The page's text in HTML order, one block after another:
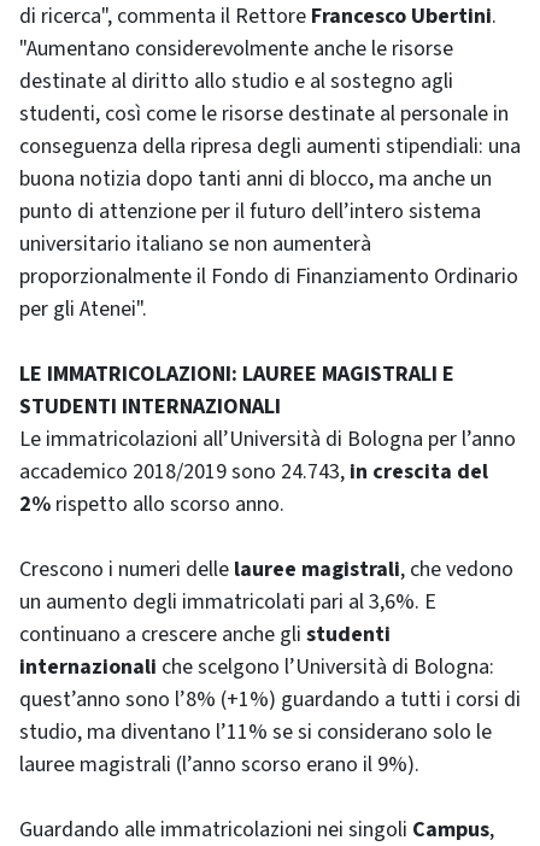
di ricerca", commenta il Rettore Francesco Ubertini.
"Aumentano considerevolmente anche le risorse
destinate al diritto allo studio e al sostegno agli
studenti, così come le risorse destinate al personale in
conseguenza della ripresa degli aumenti stipendiali: una
buona notizia dopo tanti anni di blocco, ma anche un
punto di attenzione per il futuro dell’intero sistema
universitario italiano se non aumenterà
proporzionalmente il Fondo di Finanziamento Ordinario
per gli Atenei".
LE IMMATRICOLAZIONI: LAUREE MAGISTRALI E
STUDENTI INTERNAZIONALI
Le immatricolazioni all’Università di Bologna per l’anno
accademico 2018/2019 sono 24.743, in crescita del
2% rispetto allo scorso anno.
Crescono i numeri delle lauree magistrali, che vedono
un aumento degli immatricolati pari al 3,6%. E
continuano a crescere anche gli studenti
internazionali che scelgono l’Università di Bologna:
quest’anno sono l’8% (+1%) guardando a tutti i corsi di
studio, ma diventano l’11% se si considerano solo le
lauree magistrali (l’anno scorso erano il 9%).
Guardando alle immatricolazioni nei singoli Campus,